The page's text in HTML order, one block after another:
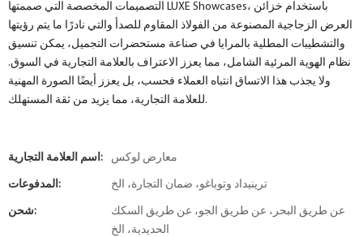
التصميمات المخصصة التي صممتها LUXE Showcases، باستخدام خزائن
العرض الزجاجية المصنوعة من الفولاذ المقاوم للصدأ والتي نادرًا ما يتم رؤيتها
والتشطيبات المطلية بالمرايا في صناعة مستحضرات التجميل، يمكن تنسيق
نظام الهوية المرئية الشامل، مما يعزز الاعتراف بالعلامة التجارية في السوق.
ولا يجذب هذا الاتساق انتباه العملاء فحسب، بل يعزز أيضًا الصورة المهنية
للعلامة التجارية، مما يزيد من ثقة المستهلك.
اسم العلامة التجارية: معارض لوكس
المدفوعات: ترينيداد وتوباغو، ضمان التجارة، الخ
شحن:
عن طريق البحر، عن طريق الجو، عن طريق السكك
الحديدية، الخ